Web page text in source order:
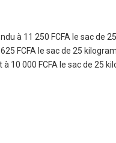
à 11 250 FCFA le sac de
FCFA le sac de 25
10 000 FCFA le sac de 25